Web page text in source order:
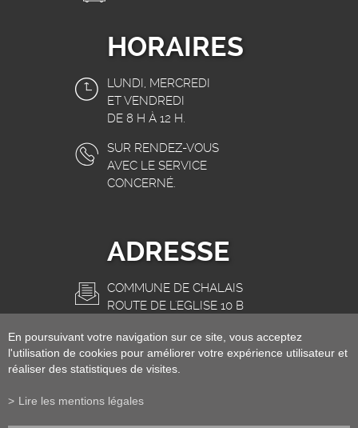
HORAIRES
LUNDI, MERCREDI
ET VENDREDI
DE 8 H À 12 H.
SUR RENDEZ-VOUS
AVEC LE SERVICE
CONCERNÉ.
ADRESSE
COMMUNE DE CHALAIS
ROUTE DE L'EGLISE 10 B
INFO@CHALAIS.CH
En poursuivant votre navigation sur ce site, vous acceptez
l'utilisation de cookies pour améliorer votre expérience utilisateur et
réaliser des statistiques de visites.
Lire les mentions légales